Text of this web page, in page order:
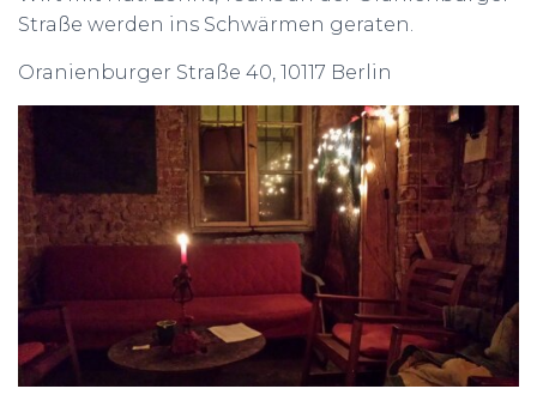
Straße werden ins Schwärmen geraten.
Oranienburger Straße 40, 10117 Berlin